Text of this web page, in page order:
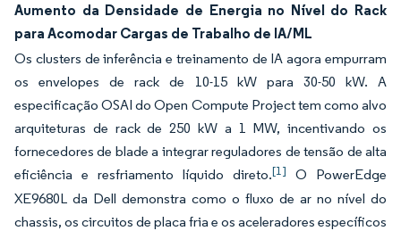
Aumento da Densidade de Energia no Nível do Rack
para Acomodar Cargas de Trabalho de IA/ML
Os clusters de inferência e treinamento de IA agora empurram
os envelopes de rack de 10-15 kW para 30-50 kW. A
especificação OSAI do Open Compute Project tem como alvo
arquiteturas de rack de 250 kW a 1 MW, incentivando os
fornecedores de blade a integrar reguladores de tensão de alta
eficiência e resfriamento líquido direto.[1]
O PowerEdge
XE9680L da Dell demonstra como o fluxo de ar no nível do
chassis, os circuitos de placa fria e os aceleradores específicos